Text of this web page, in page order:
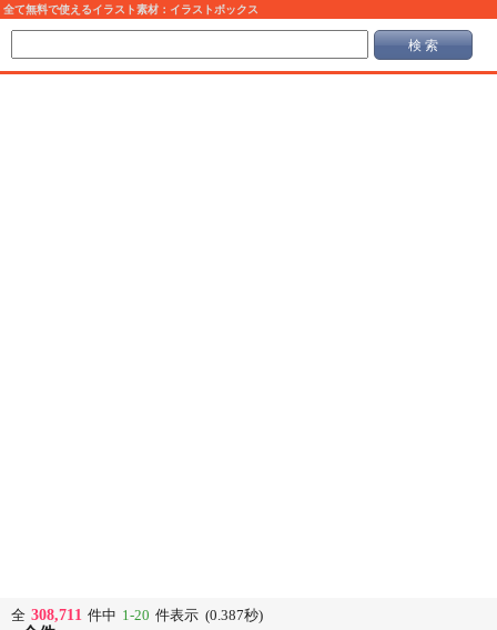
全て無料で使えるイラスト素材：イラストボックス
検 索
全 308,711 件中 1-20 件表示 (0.387秒)